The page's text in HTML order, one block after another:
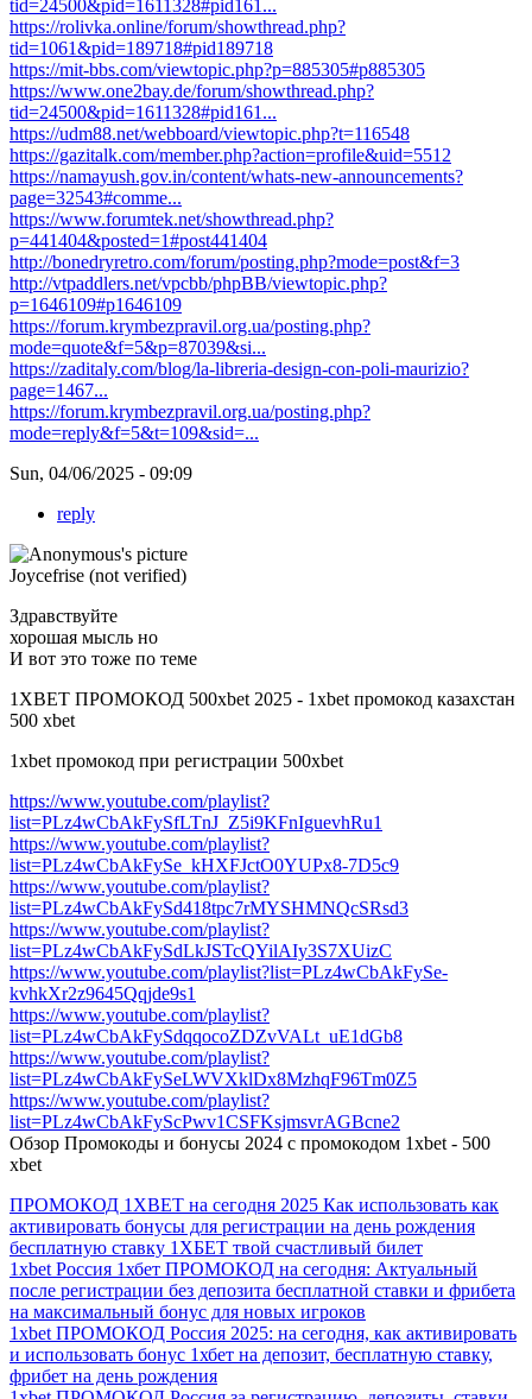
tid=24500&pid=1611328#pid161...
https://rolivka.online/forum/showthread.php?
tid=1061&pid=189718#pid189718
https://mit-bbs.com/viewtopic.php?p=885305#p885305
https://www.one2bay.de/forum/showthread.php?
tid=24500&pid=1611328#pid161...
https://udm88.net/webboard/viewtopic.php?t=116548
https://gazitalk.com/member.php?action=profile&uid=5512
https://namayush.gov.in/content/whats-new-announcements?
page=32543#comme...
https://www.forumtek.net/showthread.php?
p=441404&posted=1#post441404
http://bonedryretro.com/forum/posting.php?mode=post&f=3
http://vtpaddlers.net/vpcbb/phpBB/viewtopic.php?
p=1646109#p1646109
https://forum.krymbezpravil.org.ua/posting.php?
mode=quote&f=5&p=87039&si...
https://zaditaly.com/blog/la-libreria-design-con-poli-maurizio?
page=1467...
https://forum.krymbezpravil.org.ua/posting.php?
mode=reply&f=5&t=109&sid=...
Sun, 04/06/2025 - 09:09
reply
Joycefrise (not verified)
Здравствуйте
хорошая мысль но
И вот это тоже по теме
1XBET ПРОМОКОД 500xbet 2025 - 1xbet промокод казахстан
500 xbet
1xbet промокод при регистрации 500xbet
https://www.youtube.com/playlist?
list=PLz4wCbAkFySfLTnJ_Z5i9KFnIguevhRu1
https://www.youtube.com/playlist?
list=PLz4wCbAkFySe_kHXFJctO0YUPx8-7D5c9
https://www.youtube.com/playlist?
list=PLz4wCbAkFySd418tpc7rMYSHMNQcSRsd3
https://www.youtube.com/playlist?
list=PLz4wCbAkFySdLkJSTcQYilAIy3S7XUizC
https://www.youtube.com/playlist?list=PLz4wCbAkFySe-
kvhkXr2z9645Qqjde9s1
https://www.youtube.com/playlist?
list=PLz4wCbAkFySdqqocoZDZvVALt_uE1dGb8
https://www.youtube.com/playlist?
list=PLz4wCbAkFySeLWVXklDx8MzhqF96Tm0Z5
https://www.youtube.com/playlist?
list=PLz4wCbAkFyScPwv1CSFKsjmsvrAGBcne2
Обзор Промокоды и бонусы 2024 с промокодом 1xbet - 500
xbet
ПРОМОКОД 1XBET на сегодня 2025 Как использовать как
активировать бонусы для регистрации на день рождения
бесплатную ставку 1ХБЕТ твой счастливый билет
1xbet Россия 1хбет ПРОМОКОД на сегодня: Актуальный
после регистрации без депозита бесплатной ставки и фрибета
на максимальный бонус для новых игроков
1xbet ПРОМОКОД Россия 2025: на сегодня, как активировать
и использовать бонус 1хбет на депозит, бесплатную ставку,
фрибет на день рождения